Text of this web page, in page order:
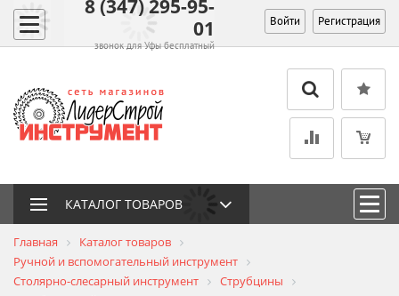
8 (347) 295-95-
01
звонок для Уфы бесплатный
Войти Регистрация
КАТАЛОГ ТОВАРОВ
Главная
Каталог товаров
Ручной и вспомогательный инструмент
Столярно-слесарный инструмент
Струбцины